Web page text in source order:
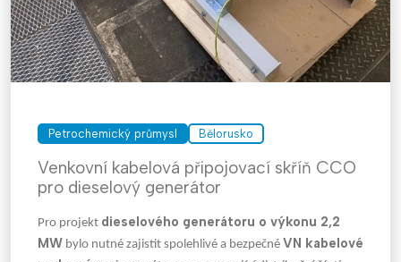
Petrochemický průmysl Bělorusko
Venkovní kabelová připojovací skříň CCO
pro dieselový generátor
Pro projekt dieselového generátoru o výkonu 2,2
MW bylo nutné zajistit spolehlivé a bezpečné VN kabelové